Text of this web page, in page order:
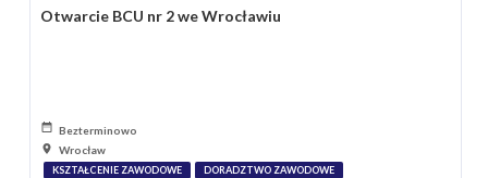
Otwarcie BCU nr 2 we Wrocławiu
Bezterminowo
Wrocław
KSZTAŁCENIE ZAWODOWE
DORADZTWO ZAWODOWE